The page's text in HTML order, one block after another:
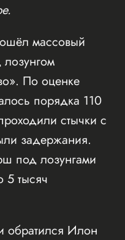
массовый
По оценке
порядка 110
стычки с
задержания.
под лозунгами
5 тысяч
обратился Илон